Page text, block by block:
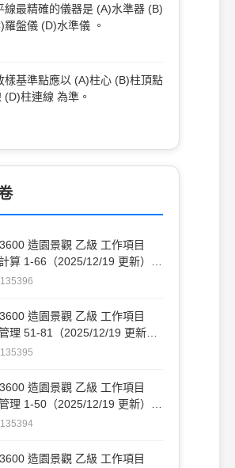
線最精確的儀器是 (A)水準器 (B)
羅盤儀 (D)水準儀 。
樣基準點應以 (A)柱心 (B)柱頂點
(D)柱連線 為準。
造園景觀 乙級 工作項目
算 1-66（2025/12/19 更新）
造園景觀 乙級 工作項目
理 51-81（2025/12/19 更新）
造園景觀 乙級 工作項目
理 1-50（2025/12/19 更新）
造園景觀 乙級 工作項目